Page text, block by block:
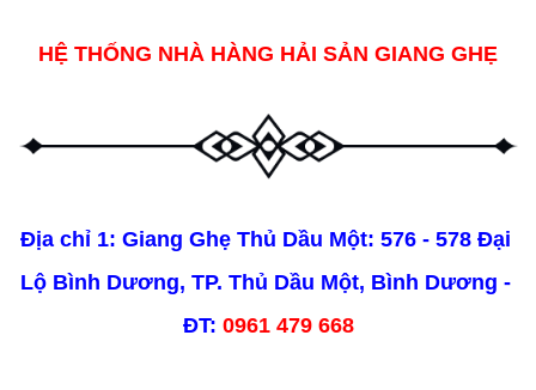
HỆ THỐNG NHÀ HÀNG HẢI SẢN GIANG GHẸ
Địa chỉ 1: Giang Ghẹ Thủ Dầu Một: 576 - 578 Đại
Lộ Bình Dương, TP. Thủ Dầu Một, Bình Dương -
ĐT: 0961 479 668